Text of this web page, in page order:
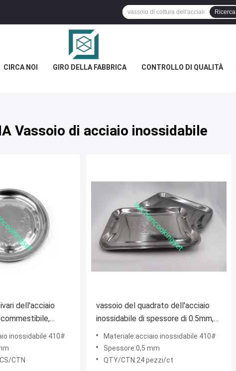
Ricerca
CIRCA NOI GIRO DELLA FABBRICA CONTROLLO DI QUALITÀ
Vassoio di acciaio inossidabile
dell'acciaio
rotondo beve il
inossidabile 410#
CTN
vassoio del quadrato dell'acciaio
inossidabile di spessore di 0.5mm,
vassoi del servizio dell'acciaio
inossidabile rettangolari
Materiale:acciaio inossidabile 410#
Spessore:0,5 mm
QTY/CTN:24 pezzi/ct